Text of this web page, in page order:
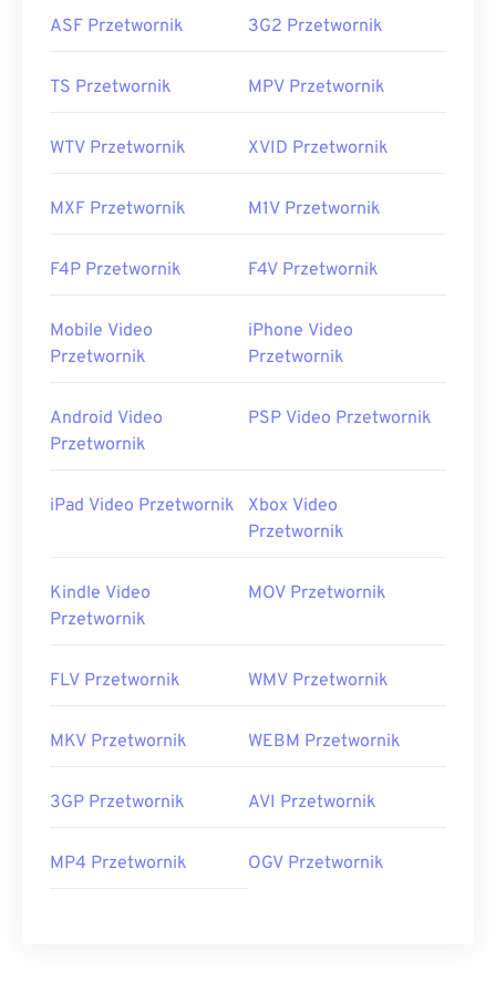
ASF Przetwornik 3G2 Przetwornik
TS Przetwornik MPV Przetwornik
WTV Przetwornik XVID Przetwornik
MXF Przetwornik M1V Przetwornik
F4P Przetwornik F4V Przetwornik
Mobile Video
Przetwornik
iPhone Video
Przetwornik
Android Video
Przetwornik
PSP Video Przetwornik
iPad Video Przetwornik
Xbox Video
Przetwornik
Kindle Video
Przetwornik
MOV Przetwornik
FLV Przetwornik WMV Przetwornik
MKV Przetwornik WEBM Przetwornik
3GP Przetwornik AVI Przetwornik
MP4 Przetwornik OGV Przetwornik